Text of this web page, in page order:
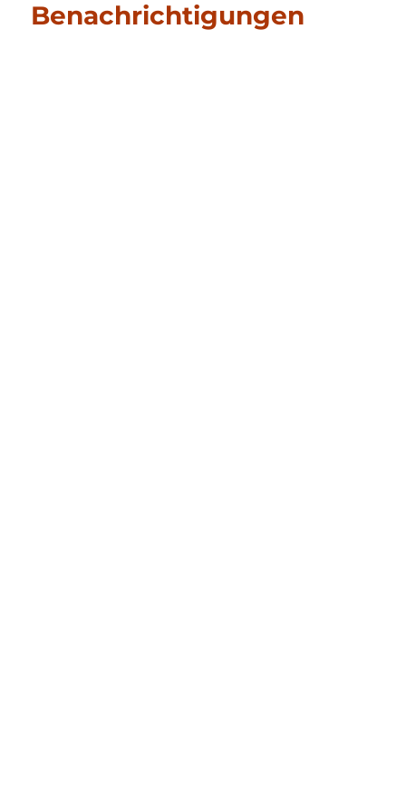
Benachrichtigungen